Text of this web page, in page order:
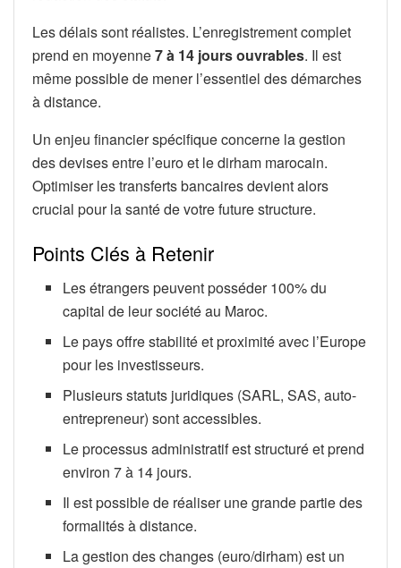
Les délais sont réalistes. L’enregistrement complet
prend en moyenne7 à 14 jours ouvrables. Il est
même possible de mener l’essentiel des démarches
à distance.
Un enjeu financier spécifique concerne la gestion
des devises entre l’euro et le dirham marocain.
Optimiser les transferts bancaires devient alors
crucial pour la santé de votre future structure.
Points Clés à Retenir
Les étrangers peuvent posséder 100% du
capital de leur société au Maroc.
Le pays offre stabilité et proximité avec l’Europe
pour les investisseurs.
Plusieurs statuts juridiques (SARL, SAS, auto-
entrepreneur) sont accessibles.
Le processus administratif est structuré et prend
environ 7 à 14 jours.
Il est possible de réaliser une grande partie des
formalités à distance.
La gestion des changes (euro/dirham) est un